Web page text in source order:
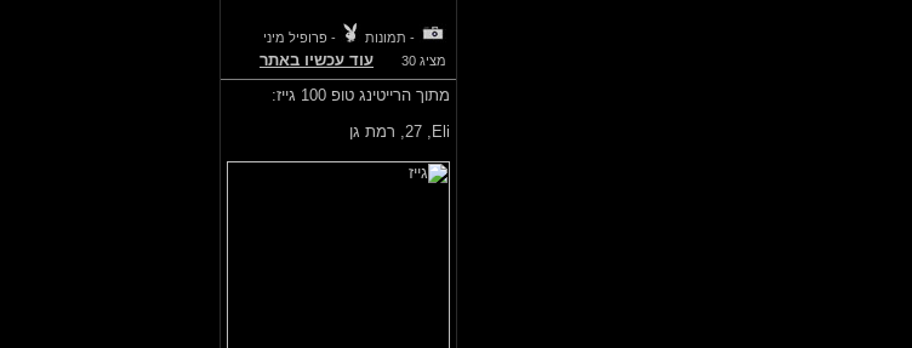
- תמונות
- פרופיל מיני
מציג 30
עוד עכשיו באתר
מתוך הרייטינג טופ 100 גייז:
Eli,
27, רמת גן